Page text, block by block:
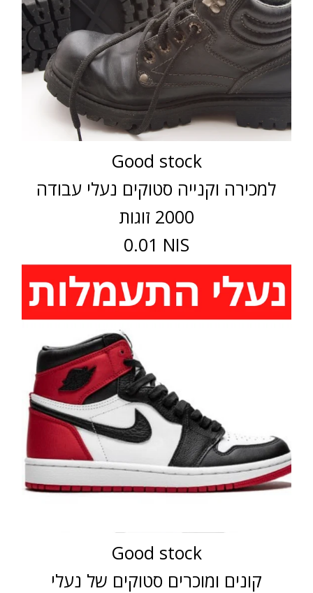
Good stock
למכירה וקנייה סטוקים נעלי עבודה
2000 זוגות
0.01 NIS
Good stock
קונים ומוכרים סטוקים של נעלי